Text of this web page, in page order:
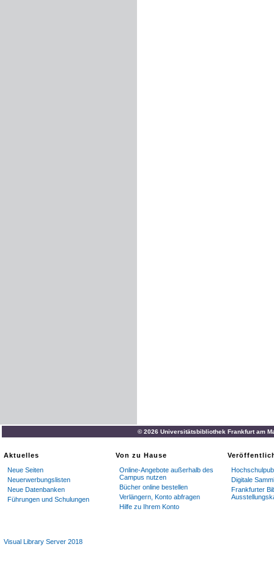
© 2026 Universitätsbibliothek Frankfurt am
Aktuelles
Neue Seiten
Neuerwerbungslisten
Neue Datenbanken
Führungen und Schulungen
Von zu Hause
Online-Angebote außerhalb des
Campus nutzen
Bücher online bestellen
Verlängern, Konto abfragen
Hilfe zu Ihrem Konto
Digitale
Frankfurter
Visual Library Server 2018